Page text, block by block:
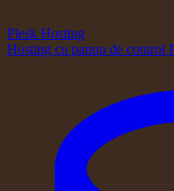
Plesk Hosting
Hosting cu panou de control